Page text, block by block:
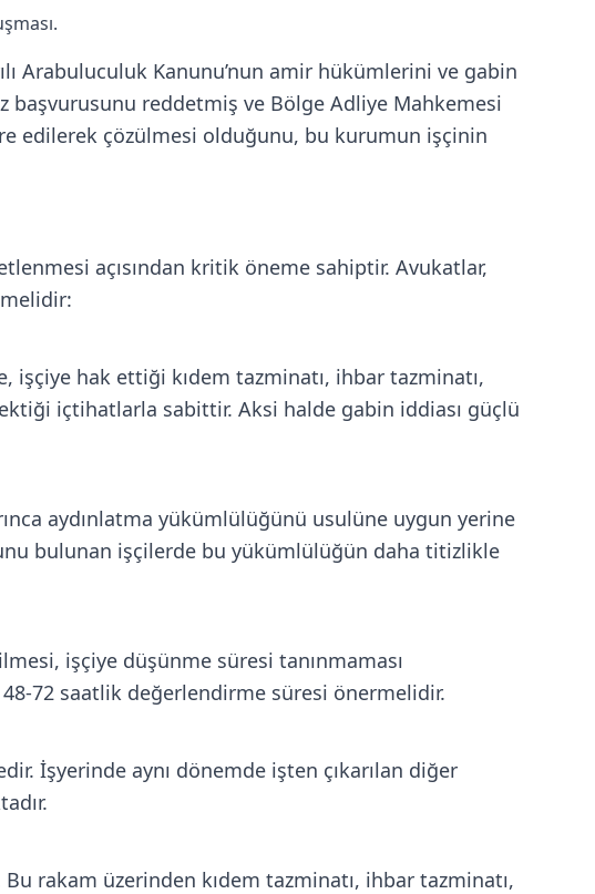
Arabuluculuk Kanunu’nun amir hükümlerini ve gabin
başvurusunu reddetmiş ve Bölge Adliye Mahkemesi
edilerek çözülmesi olduğunu, bu kurumun işçinin
açısından kritik öneme sahiptir. Avukatlar,
hak ettiği kıdem tazminatı, ihbar tazminatı,
içtihatlarla sabittir. Aksi halde gabin iddiası güçlü
aydınlatma yükümlülüğünü usulüne uygun yerine
bulunan işçilerde bu yükümlülüğün daha titizlikle
işçiye düşünme süresi tanınmaması
72 saatlik değerlendirme süresi önermelidir.
İşyerinde aynı dönemde işten çıkarılan diğer
rakam üzerinden kıdem tazminatı, ihbar tazminatı,